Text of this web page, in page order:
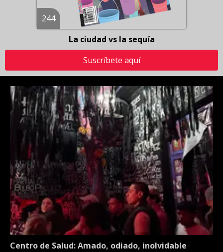
244
La ciudad vs la sequía
Suscríbete aquí
Centro de Salud: Amado, odiado, inolvidable